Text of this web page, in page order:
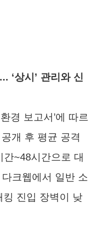
‘상시’ 관리와 신
경 보고서’에 따르
개 후 평균 공격
~48시간으로 대
크웹에서 일반 소
킹 진입 장벽이 낮